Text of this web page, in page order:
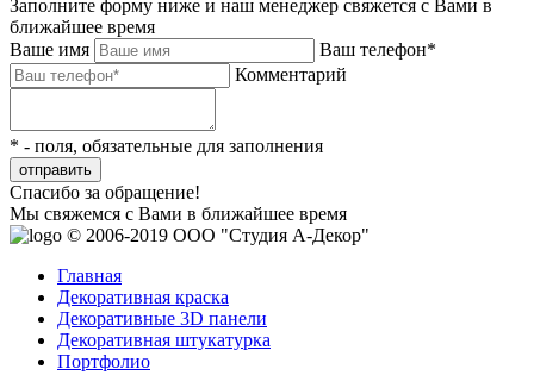
Заполните форму ниже и наш менеджер свяжется с Вами в
ближайшее время
Ваше имя
Ваш телефон*
Комментарий
* - поля, обязательные для заполнения
отправить
Спасибо за обращение!
Мы свяжемся с Вами в ближайшее время
© 2006-2019 ООО "Студия А-Декор"
Главная
Декоративная краска
Декоративные 3D панели
Декоративная штукатурка
Портфолио